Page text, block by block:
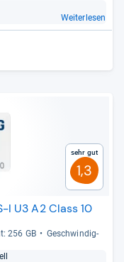
Weiterlesen
Sehr gut
1,3
I U3 A2 Class 10
256 GB
Geschwin­dig­